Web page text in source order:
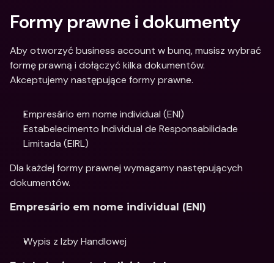
Formy prawne i dokumenty
Aby otworzyć business account w bunq, musisz wybrać
formę prawną i dołączyć kilka dokumentów.
Akceptujemy następujące formy prawne.
Empresário em nome individual (ENI)
Estabelecimento Individual de Responsabilidade
Limitada (EIRL)
Dla każdej formy prawnej wymagamy następujących
dokumentów.
Empresário em nome individual (ENI)
Wypis z Izby Handlowej